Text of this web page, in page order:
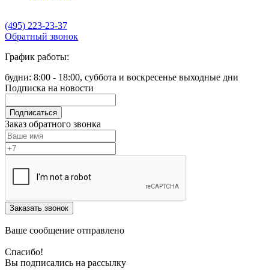
(495) 223-23-37
Обратный звонок
График работы:
будни: 8:00 - 18:00, суббота и воскресенье выходные дни
Подписка на новости
Подписаться
Заказ обратного звонка
Заказать звонок
Ваше сообщение отправлено
Спасибо!
Вы подписались на рассылку